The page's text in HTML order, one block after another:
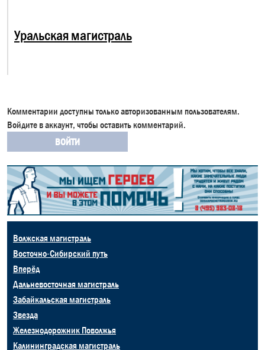
Уральская магистраль
Комментарии доступны только авторизованным пользователям.
Войдите в аккаунт, чтобы оставить комментарий.
ВОЙТИ
Волжская магистраль
Восточно-Сибирский путь
Вперёд
Дальневосточная магистраль
Забайкальская магистраль
Звезда
Железнодорожник Поволжья
Калининградская магистраль